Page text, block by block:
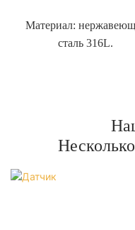
Материал:
сталь 316L.